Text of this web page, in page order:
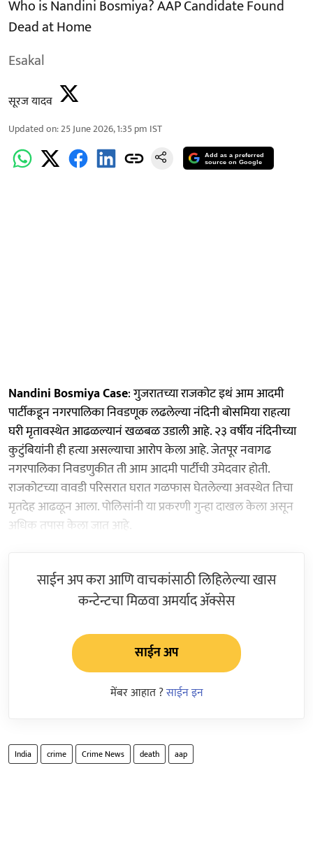
Who is Nandini Bosmiya? AAP Candidate Found
Dead at Home
Esakal
सूरज यादव
Updated on:25 June 2026, 1:35 pm IST
Add as a preferred
source on Google
Nandini Bosmiya Case: गुजरातच्या राजकोट इथं आम आदमी
पार्टीकडून नगरपालिका निवडणूक लढलेल्या नंदिनी बोसमिया राहत्या
घरी मृतावस्थेत आढळल्यानं खळबळ उडाली आहे. २३ वर्षीय नंदिनीच्या
कुटुंबियांनी ही हत्या असल्याचा आरोप केला आहे. जेतपूर नवागढ
नगरपालिका निवडणुकीत ती आम आदमी पार्टीची उमेदवार होती.
राजकोटच्या वावडी परिसरात घरात गळफास घेतलेल्या अवस्थेत तिचा
मृतदेह आढळून आला. पोलिसांनी या प्रकरणी गुन्हा दाखल केला असून
अधिक तपास केला जात आहे.
साईन अप करा आणि वाचकांसाठी लिहिलेल्या खास
कन्टेन्टचा मिळवा अमर्याद ॲक्सेस
साईन अप
मेंबर आहात ?साईन इन
India crime Crime News death aap